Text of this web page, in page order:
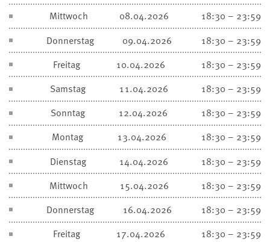
Mittwoch
08.04.2026
18:30 – 23:59
Donnerstag
09.04.2026
18:30 – 23:59
Freitag
10.04.2026
18:30 – 23:59
Samstag
11.04.2026
18:30 – 23:59
Sonntag
12.04.2026
18:30 – 23:59
Montag
13.04.2026
18:30 – 23:59
Dienstag
14.04.2026
18:30 – 23:59
Mittwoch
15.04.2026
18:30 – 23:59
Donnerstag
16.04.2026
18:30 – 23:59
Freitag
17.04.2026
18:30 – 23:59